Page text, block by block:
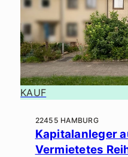
KAUF
22455 HAMBURG
Kapitalanleger
Vermietetes